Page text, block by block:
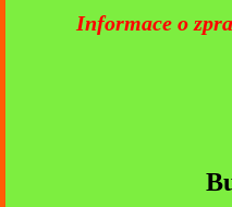
INFORMACE
ve dvou měsících roku
Informace o